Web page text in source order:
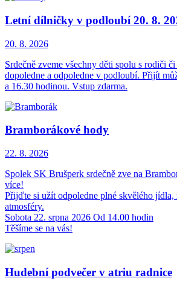
Letní dílničky v podloubí 20. 8.
20. 8. 2026
Srdečně zveme všechny děti spolu s rodiči
dopoledne a odpoledne v podloubí. Přijít
a 16.30 hodinou. Vstup zdarma.
Bramborákové hody
22. 8. 2026
Spolek SK Brušperk srdečně zve na
více!
Přijďte si užít odpoledne plné skvělého jídla,
atmosféry.
Sobota 22. srpna 2026 Od 14.00 hodin
Těšíme se na vás!
Hudební podvečer v atriu radnice